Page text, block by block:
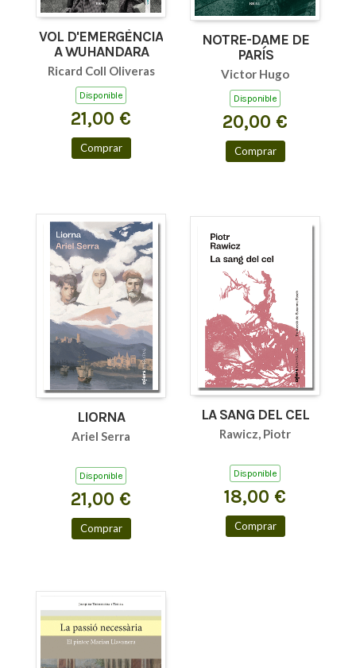
VOL D'EMERGÈNCIA
A WUHANDARA
Ricard Coll Oliveras
Disponible
21,00 €
Comprar
NOTRE-DAME DE
PARÍS
Victor Hugo
Disponible
20,00 €
Comprar
LIORNA
Ariel Serra
Disponible
21,00 €
Comprar
LA SANG DEL CEL
Rawicz, Piotr
Disponible
18,00 €
Comprar